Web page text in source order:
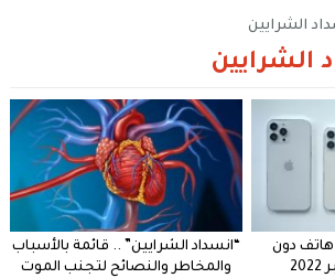
الشرايين
الشرايين
دون
“انسداد الشرايين” .. قائمة بالأسباب
والمخاطر والنصائح لتجنب الموت